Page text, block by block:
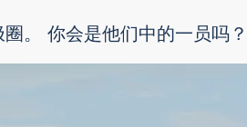
。 你会是他们中的一员吗？